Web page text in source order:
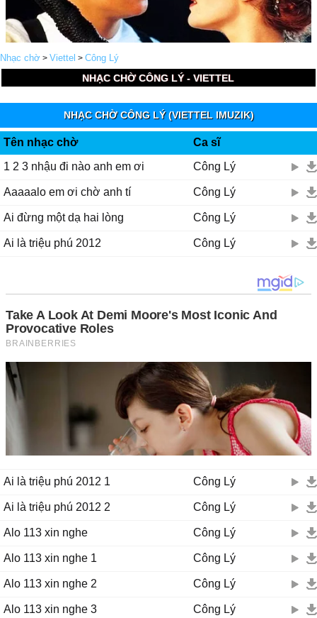
Nhạc chờ > Viettel > Công Lý
NHẠC CHỜ CÔNG LÝ - VIETTEL
NHẠC CHỜ CÔNG LÝ (VIETTEL IMUZIK)
Tên nhạc chờ
Ca sĩ
1 2 3 nhậu đi nào anh em ơi
Công Lý
Aaaaalo em ơi chờ anh tí Công Lý
Ai đừng một dạ hai lòng Công Lý
Ai là triệu phú 2012 Công Lý
Ai là triệu phú 2012 1 Công Lý
Ai là triệu phú 2012 2 Công Lý
Alo 113 xin nghe Công Lý
Alo 113 xin nghe 1 Công Lý
Alo 113 xin nghe 2 Công Lý
Alo 113 xin nghe 3 Công Lý